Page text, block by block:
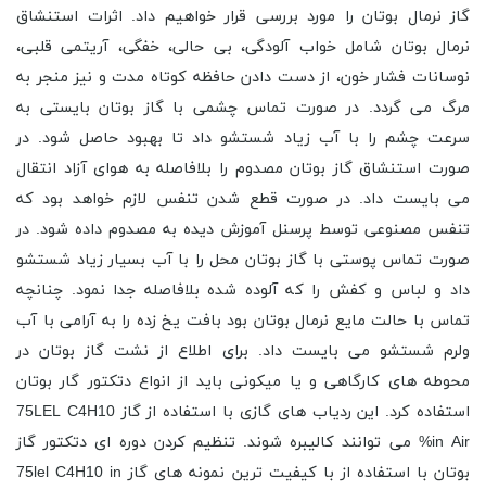
گاز نرمال بوتان را مورد بررسی قرار خواهیم داد. اثرات استنشاق
نرمال بوتان شامل خواب آلودگی، بی حالی، خفگی، آریتمی قلبی،
نوسانات فشار خون، از دست دادن حافظه کوتاه مدت و نیز منجر به
مرگ می گردد. در صورت تماس چشمی با گاز بوتان بایستی به
سرعت چشم را با آب زیاد شستشو داد تا بهبود حاصل شود. در
صورت استنشاق گاز بوتان مصدوم را بلافاصله به هوای آزاد انتقال
می بایست داد. در صورت قطع شدن تنفس لازم خواهد بود که
تنفس مصنوعی توسط پرسنل آموزش دیده به مصدوم داده شود. در
صورت تماس پوستی با گاز بوتان محل را با آب بسیار زیاد شستشو
داد و لباس و کفش را که آلوده شده بلافاصله جدا نمود. چنانچه
تماس با حالت مایع نرمال بوتان بود بافت یخ زده را به آرامی با آب
ولرم شستشو می بایست داد. برای اطلاع از نشت گاز بوتان در
محوطه های کارگاهی و یا میکونی باید از انواع دتکتور گار بوتان
استفاده کرد. این ردیاب های گازی با استفاده از گاز 75LEL C4H10
in Air% می توانند کالیبره شوند. تنظیم کردن دوره ای دتکتور گاز
بوتان با استفاده از با کیفیت ترین نمونه های گاز 75lel C4H10 in